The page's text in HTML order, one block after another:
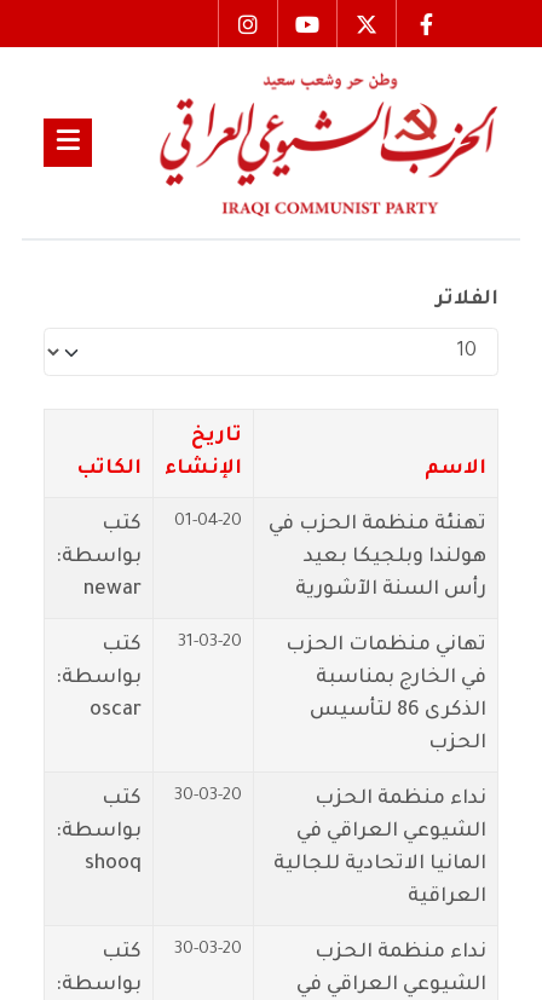
الفلاتر
عدد الإظهارات:
الاسم
تاريخ
الإنشاء
الكاتب
تهنئة منظمة الحزب في
هولندا وبلجيكا بعيد
رأس السنة الآشورية
01-04-20
كتب
بواسطة:
newar
تهاني منظمات الحزب
في الخارج بمناسبة
الذكرى 86 لتأسيس
الحزب
31-03-20
كتب
بواسطة:
oscar
نداء منظمة الحزب
الشيوعي العراقي في
المانيا الاتحادية للجالية
العراقية
30-03-20
كتب
بواسطة:
shooq
نداء منظمة الحزب
الشيوعي العراقي في
30-03-20
كتب
بواسطة: